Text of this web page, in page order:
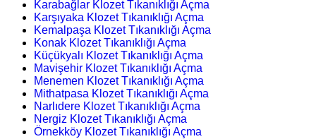
Karabağlar Klozet Tıkanıklığı Açma
Karşıyaka Klozet Tıkanıklığı Açma
Kemalpaşa Klozet Tıkanıklığı Açma
Konak Klozet Tıkanıklığı Açma
Küçükyalı Klozet Tıkanıklığı Açma
Mavişehir Klozet Tıkanıklığı Açma
Menemen Klozet Tıkanıklığı Açma
Mithatpasa Klozet Tıkanıklığı Açma
Narlıdere Klozet Tıkanıklığı Açma
Nergiz Klozet Tıkanıklığı Açma
Örnekköy Klozet Tıkanıklığı Açma